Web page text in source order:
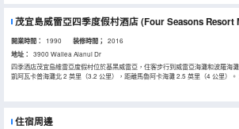
茂宜島威雷亞四季度假村酒店(Four Seasons Resort
開業時間： 1990 装修時間； 2016
地址：
3900 Wailea Alanui Dr
四季酒店茂宜島維雷亞度假村位於基黑威雷亞，住客步行到威雷亞海灘和波羅海
凱阿瓦卡普海灘北 2 英里（3.2 公里），距離馬魯阿卡海灘 2.5 英里（4 公里）
按摩、身體護理和麪部護理。一定要去體驗3 個室外游泳池、水滑梯和桑拿等度
服務、保姆服務（收費）和遊樂廳/遊戲室。如果想去購物，您可以搭乘免費班車
設施包括24 小時商務中心、豪華轎車或公務車服務和快速入住。計劃在基黑舉辦
住宿周邊